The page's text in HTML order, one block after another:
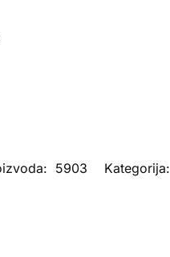
5903 Kategorija: